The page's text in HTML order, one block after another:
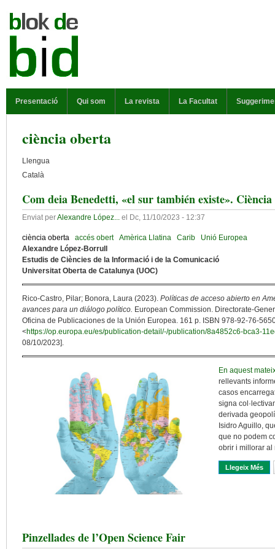
Presentació Qui som La revista La Facultat
ciència oberta
Llengua
Català
Com deia Benedetti, «el sur también existe».
Enviat perAlexandre López... el Dc, 11/10/2023 - 12:37
ciència oberta accés obert Amèrica Llatina Carib
Unió Europea
Alexandre López-Borrull
Estudis de Ciències de la Informació i de la Comunicació
Universitat Oberta de Catalunya (UOC)
Rico-Castro, Pilar; Bonora, Laura (2023). Políticas de acceso abierto en
avances para un diálogo político. European Commission. Directorate-
Oficina de Publicaciones de la Unión Europea. 161 p. ISBN 978-92-76-
<https://op.europa.eu/es/publication-detail/-/publication/8a4852c6-bca3-
08/10/2023].
En aquest
rellevants
casos
signa
derivada
Isidro Aguillo,
que no podem
obrir i millorar al
Llegeix Més
Pinzellades de l’Open Science Fair